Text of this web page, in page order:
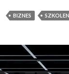
BIZNES